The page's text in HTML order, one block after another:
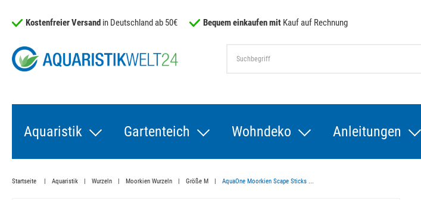
Kostenfreier Versand in Deutschland ab 50€ Bequem einkaufen mit Kauf auf Rechnung
Aquaristik Gartenteich Wohndeko Anleitungen
Startseite Aquaristik Wurzeln Moorkien Wurzeln Größe M AquaOne Moorkien Scape Sticks ...